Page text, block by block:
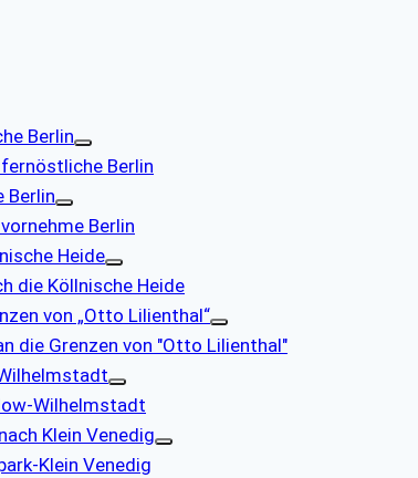
Berlin
Berlin
Berlin
Berlin
Heide
die Köllnische Heide
von „Otto Lilienthal“
die Grenzen von "Otto Lilienthal"
Wilhelmstadt
Klein Venedig
Klein Venedig